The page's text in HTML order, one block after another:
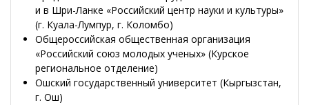
и в Шри-Ланке «Российский центр науки и культуры»
(г. Куала-Лумпур, г. Коломбо)
Общероссийская общественная организация
«Российский союз молодых ученых» (Курское
региональное отделение)
Ошский государственный университет (Кыргызстан,
г. Ош)